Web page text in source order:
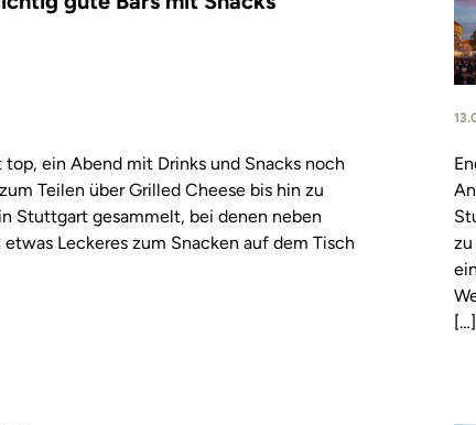
ein Abend mit Drinks und Snacks noch
Teilen über Grilled Cheese bis hin zu
Stuttgart gesammelt, bei denen neben
Leckeres zum Snacken auf dem Tisch
[…]